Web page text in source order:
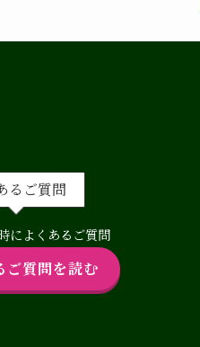
るご質問
によくあるご質問
ご質問を読む